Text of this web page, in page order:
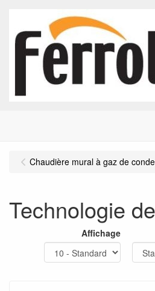
Chaudière mural à gaz de
Technologie
Affichage